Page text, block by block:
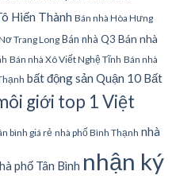
Hiến Thành Bán nhà Hòa Hưng
Trang Long Bán nhà Q3 Bán nhà
Bán nhà Xô Viết Nghệ Tĩnh Bán nhà
bất động sản Quận 10 Bất
giới top 1 Việt
bình giá rẻ nhà phố Bình Thạnh nhà
phố Tân Bình nhận ký